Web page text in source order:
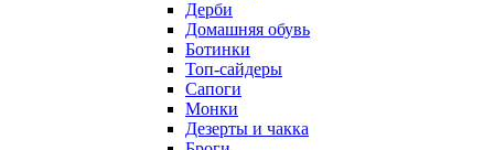
Дерби
Домашняя обувь
Ботинки
Топ-сайдеры
Сапоги
Монки
Дезерты и чакка